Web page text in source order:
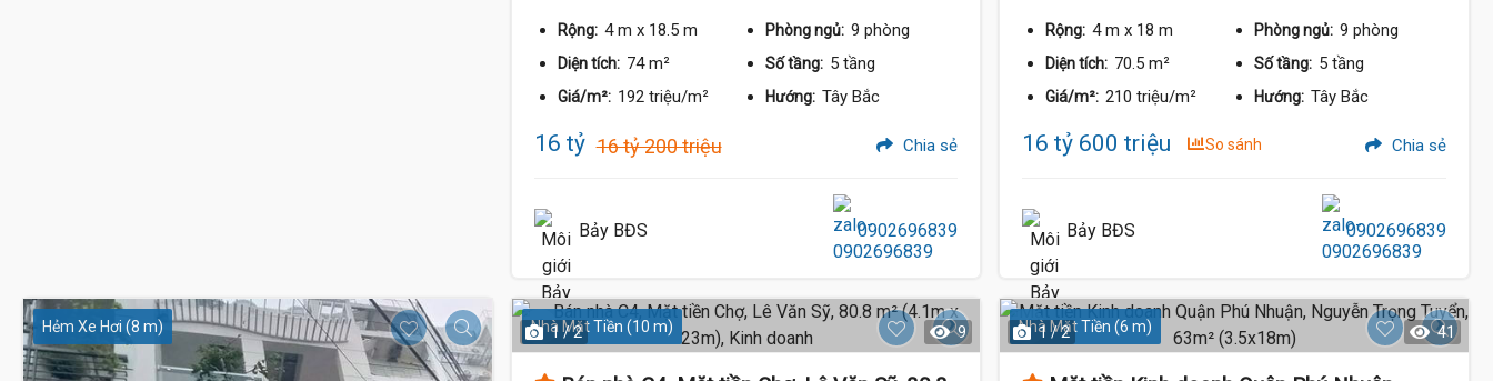
Rộng: 4 m x 18.5 m Phòng ngủ: 9 phòng
Diện tích: 74 m² Số tầng: 5 tầng
Giá/m²: 192 triệu/m² Hướng: Tây Bắc
16 tỷ 16 tỷ 200 triệu Chia sẻ
Bảy BĐS 0902696839
Rộng: 4 m x 18 m Phòng ngủ: 9 phòng
Diện tích: 70.5 m² Số tầng: 5 tầng
Giá/m²: 210 triệu/m² Hướng: Tây Bắc
16 tỷ 600 triệu So sánh Chia sẻ
Bảy BĐS 0902696839
Hẻm Xe Hơi (8 m) Nhà Mặt Tiền (10 m)
1 / 2 9 Nhà Mặt Tiền (6 m)
1 / 2 41
16 Tỷ